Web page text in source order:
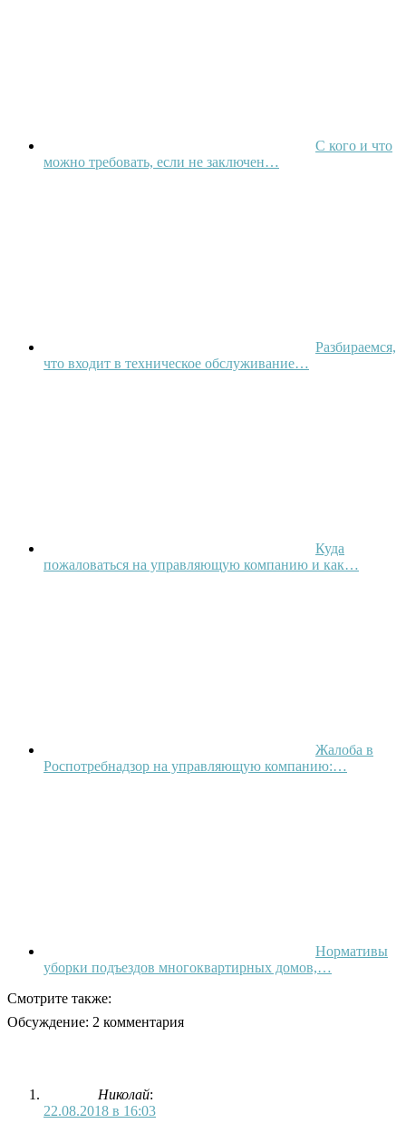
С кого и что
можно требовать, если не заключен…
Разбираемся,
что входит в техническое обслуживание…
Куда
пожаловаться на управляющую компанию и как…
Жалоба в
Роспотребнадзор на управляющую компанию:…
Нормативы
уборки подъездов многоквартирных домов,…
Смотрите также:
Обсуждение: 2 комментария
Николай:
22.08.2018 в 16:03